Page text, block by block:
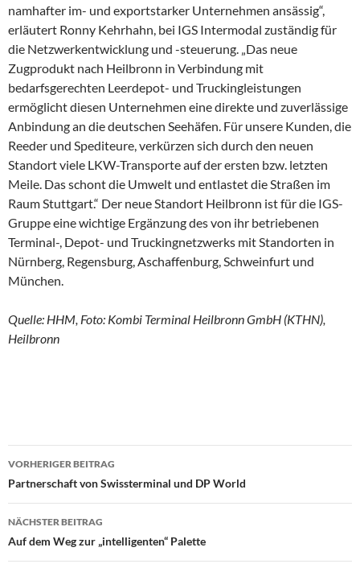
namhafter im- und exportstarker Unternehmen ansässig“,
erläutert Ronny Kehrhahn, bei IGS Intermodal zuständig für
die Netzwerkentwicklung und -steuerung. „Das neue
Zugprodukt nach Heilbronn in Verbindung mit
bedarfsgerechten Leerdepot- und Truckingleistungen
ermöglicht diesen Unternehmen eine direkte und zuverlässige
Anbindung an die deutschen Seehäfen. Für unsere Kunden, die
Reeder und Spediteure, verkürzen sich durch den neuen
Standort viele LKW-Transporte auf der ersten bzw. letzten
Meile. Das schont die Umwelt und entlastet die Straßen im
Raum Stuttgart.“ Der neue Standort Heilbronn ist für die IGS-
Gruppe eine wichtige Ergänzung des von ihr betriebenen
Terminal-, Depot- und Truckingnetzwerks mit Standorten in
Nürnberg, Regensburg, Aschaffenburg, Schweinfurt und
München.
Quelle: HHM, Foto: Kombi Terminal Heilbronn GmbH (KTHN),
Heilbronn
Beitragsnavigation
VORHERIGER BEITRAG
Partnerschaft von Swissterminal und DP World
NÄCHSTER BEITRAG
Auf dem Weg zur „intelligenten“ Palette